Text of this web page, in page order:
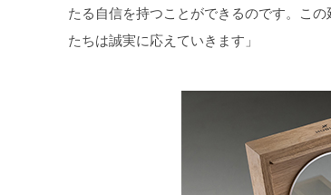
たる自信を持つことができるのです。こ
たちは誠実に応えていきます」